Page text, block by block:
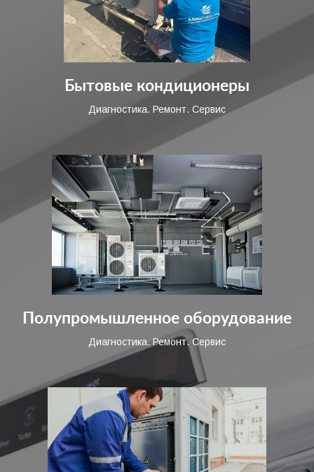
Бытовые кондиционеры
Диагностика. Ремонт. Сервис
Полупромышленное оборудование
Диагностика. Ремонт. Сервис